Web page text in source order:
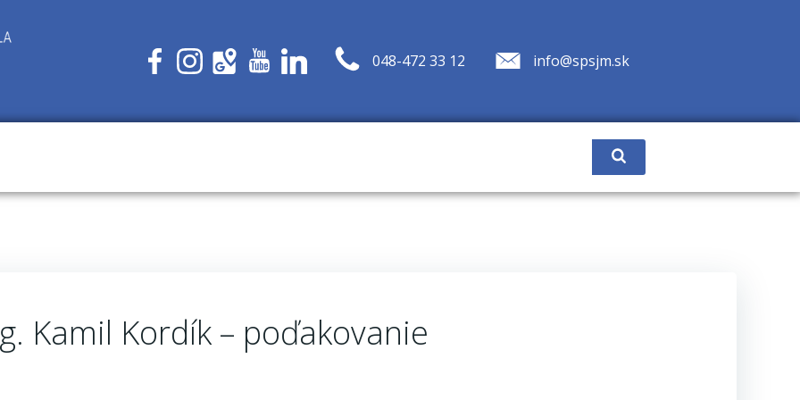
048-472 33 12 info@spsjm.sk
Kamil Kordík – poďakovanie